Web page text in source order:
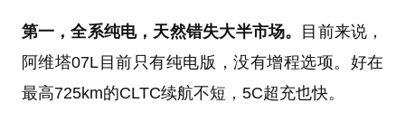
第一，全系纯电，天然错失大半市场。 目前来说，
阿维塔07L目前只有纯电版，没有增程选项。好在
最高725km的CLTC续航不短，5C超充也快。